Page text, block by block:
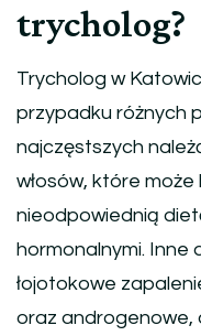
trycholog?
Trycholog w
przypadku różnych
najczęstszych
włosów, które
nieodpowiednią
hormonalnymi. Inne
łojotokowe
oraz androgenowe,